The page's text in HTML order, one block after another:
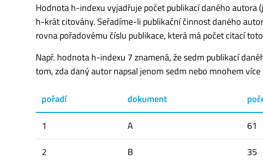
Hodnota h-indexu vyjadřuje počet publikací daného autora
h-krát citovány. Seřadíme-li publikační činnost daného
rovna pořadovému číslu publikace, která má počet citací
Např. hodnota h-indexu 7 znamená, že sedm publikací
tom, zda daný autor napsal jenom sedm nebo mnohem více
pořadí dokument
1
A
61
2
B
35